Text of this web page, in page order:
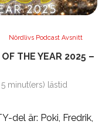
Nördlivs Podcast Avsnitt
THE YEAR 2025 –
5 minut(ers) lästid
del är: Poki, Fredrik,